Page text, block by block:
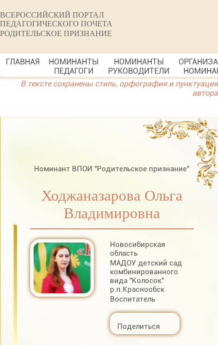
ВСЕРОССИЙСКИЙ ПОРТАЛ
ПЕДАГОГИЧЕСКОГО ПОЧЕТА
РОДИТЕЛЬСКОЕ ПРИЗНАНИЕ
ГЛАВНАЯ
НОМИНАНТЫ
ПЕДАГОГИ
НОМИНАНТЫ
РУКОВОДИТЕЛИ
В тексте сохранены стиль, орфография и пунктуация
автора
Номинант ВПОИ "Родительское признание"
Ходжаназарова Ольга
Владимировна
Новосибирская
область
МАДОУ детский сад
комбинированного
вида "Колосок"
р.п.Краснообск
Воспитатель
Поделиться